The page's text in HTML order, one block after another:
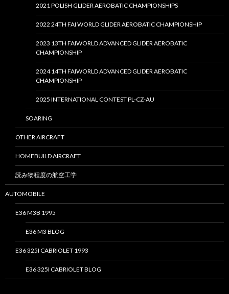
2021 POLISH GLIDER AEROBATIC CHAMPIONSHIPS
2022 24TH FAI WORLD GLIDER AEROBATIC CHAMPIONSHIP
2023 13TH FAIWORLD ADVANCED GLIDER AEROBATIC
CHAMPIONSHIP
2024 14TH FAIWORLD ADVANCED GLIDER AEROBATIC
CHAMPIONSHIP
2025 INTERNATIONAL CONTEST PL-CZ-AU
SOARING
OTHER AIRCRAFT
HOMEBUILD AIRCRAFT
読み物程度の航空工学
AUTOMOBILE
E36 M3B 1995
E36 M3 BLOG
E36 325I CABRIOLET 1993
E36 325I CABRIOLET BLOG